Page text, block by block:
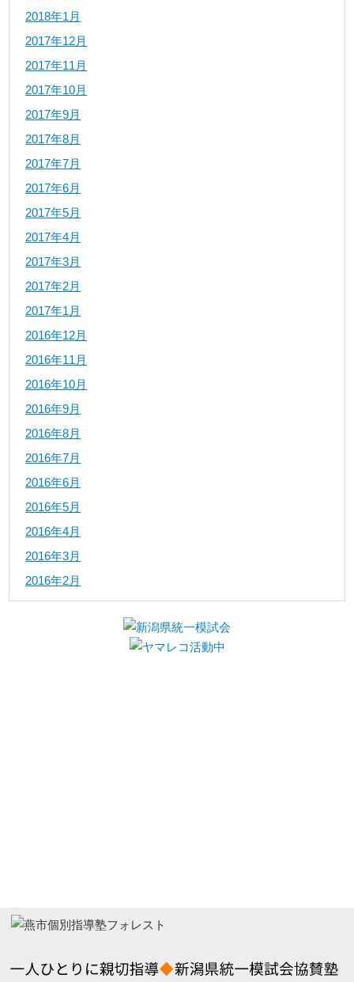
2018年1月
2017年12月
2017年11月
2017年10月
2017年9月
2017年8月
2017年7月
2017年6月
2017年5月
2017年4月
2017年3月
2017年2月
2017年1月
2016年12月
2016年11月
2016年10月
2016年9月
2016年8月
2016年7月
2016年6月
2016年5月
2016年4月
2016年3月
2016年2月